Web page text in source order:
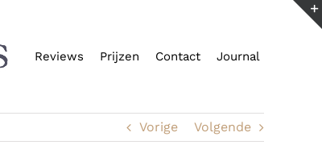
Reviews Prijzen Contact Journal
Vorige Volgende